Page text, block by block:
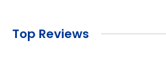
Top Reviews